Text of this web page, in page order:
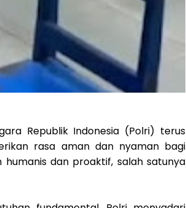
Republik Indonesia (Polri) terus
rasa aman dan nyaman bagi
dan proaktif, salah satunya